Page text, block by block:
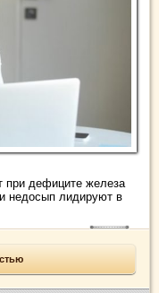
при дефиците железа
недосып лидируют в